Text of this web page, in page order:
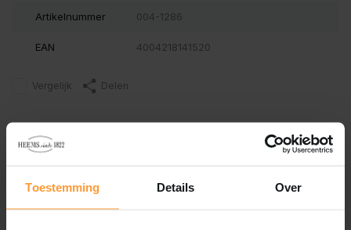
Toestemming Details Over
Artikelnummer 004-1286
EAN 4004218141520
Vergelijk Delen
Reviews
Er zijn nog geen reviews geschreven over dit product..